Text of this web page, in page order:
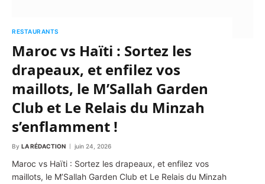
RESTAURANTS
Maroc vs Haïti : Sortez les
drapeaux, et enfilez vos
maillots, le M’Sallah Garden
Club et Le Relais du Minzah
s’enflamment !
By LA RÉDACTION juin 24, 2026
Maroc vs Haïti : Sortez les drapeaux, et enfilez vos
maillots, le M’Sallah Garden Club et Le Relais du Minzah